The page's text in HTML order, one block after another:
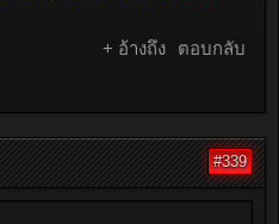
+ อ้างถึง ตอบกลับ
#339